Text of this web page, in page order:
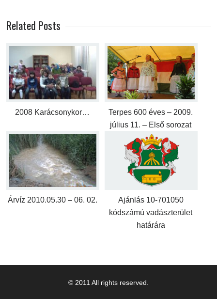
Related Posts
2008 Karácsonykor…
Terpes 600 éves – 2009.
július 11. – Első sorozat
Árvíz 2010.05.30 – 06. 02.
Ajánlás 10-701050
kódszámú vadászterület
határára
© 2011 All rights reserved.